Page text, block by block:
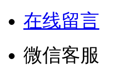
在线留言
微信客服